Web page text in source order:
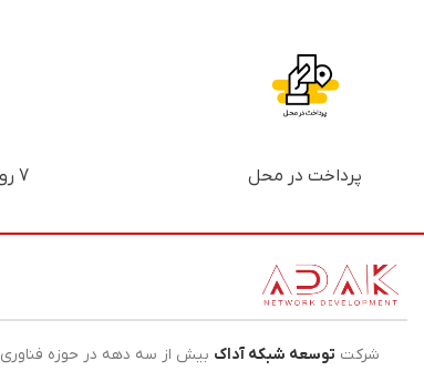
پرداخت در محل 7 روز ضمانت بازگشت پول
شرکت توسعه شبکه آداک بیش از سه دهه در حوزه فناوری